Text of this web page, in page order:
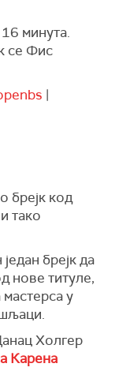
минута.
се Фис
|
брејк код
тако
брејк да
нове титуле,
у
Холгер
Карена